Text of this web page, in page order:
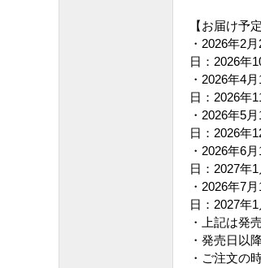
【お届け予
・2026年2
日：2026年
・2026年4
日：2026年
・2026年5
日：2026年
・2026年6
日：2027年
・2026年7
日：2027年
・上記は発
・発売日以
・ご注文の